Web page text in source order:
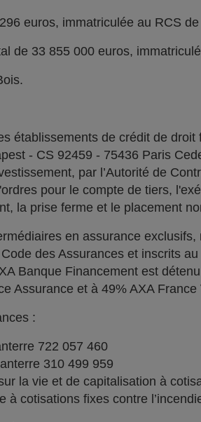
euros, immatriculée au RCS
de 33 855 000 euros,
établissements de crédit de
- CS 92459 - 75436 Paris
par l’Autorité de
pour le compte de tiers,
la prise ferme et le placement
en assurance
des Assurances et inscrits
Banque Financement est
Assurance et à 49% AXA France
:
722 057 460
310 499 959
la vie et de capitalisation à
cotisations fixes contre